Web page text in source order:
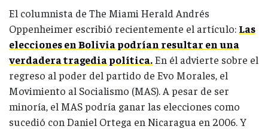
El columnista de The Miami Herald Andrés
Oppenheimer escribió recientemente el artículo: Las
elecciones en Bolivia podrían resultar en una
verdadera tragedia política.En él advierte sobre el
regreso al poder del partido de Evo Morales, el
Movimiento al Socialismo (MAS). A pesar de ser
minoría, el MAS podría ganar las elecciones como
sucedió con Daniel Ortega en Nicaragua en 2006. Y